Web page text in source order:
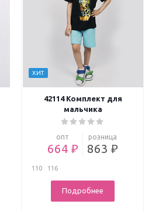
ХИТ
42114 Комплект для
мальчика
опт
664 ₽
розница
863 ₽
110 116
Подробнее